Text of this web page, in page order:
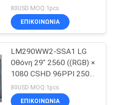
cd/m2 Βιομηχανική
οθόνη LCD
80USD MOQ:1pcs
ΕΠΙΚΟΙΝΩΝΙΑ
LM290WW2-SSA1 LG
Οθόνη 29" 2560 ((RGB) ×
1080 CSHD 96PPI 250
cd/m2 Βιομηχανική
οθόνη LCD
80USD MOQ:1pcs
ΕΠΙΚΟΙΝΩΝΙΑ